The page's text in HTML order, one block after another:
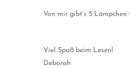
Von mir gibt’s 5 Lämpchen
Viel Spaß beim Lesen!
Deborah